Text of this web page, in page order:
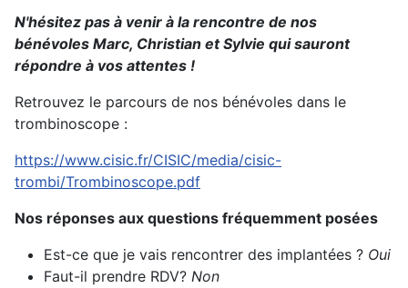
N'hésitez pas à venir à la rencontre de nos
bénévoles Marc, Christian et Sylvie qui sauront
répondre à vos attentes !
Retrouvez le parcours de nos bénévoles dans le
trombinoscope :
https://www.cisic.fr/CISIC/media/cisic-
trombi/Trombinoscope.pdf
Nos réponses aux questions fréquemment posées
Est-ce que je vais rencontrer des implantées ? Oui
Faut-il prendre RDV? Non